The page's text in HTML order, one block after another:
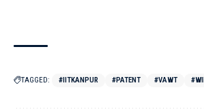
TAGGED: #IITKANPUR #PATENT #VAWT